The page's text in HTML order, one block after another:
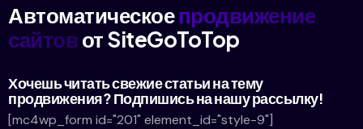
Автоматическоепродвижение
сайтовот SiteGoToTop
Хочешь читать свежие статьи на тему
продвижения? Подпишись на нашу рассылку!
[mc4wp_form id="201" element_id="style-9"]